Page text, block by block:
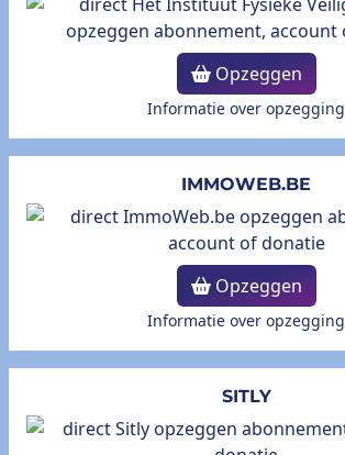
Opzeggen
Informatie over opzegging
IMMOWEB.BE
Opzeggen
Informatie over opzegging
SITLY